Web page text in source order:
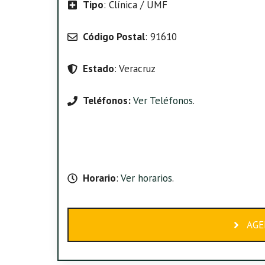
Tipo: Clínica / UMF
Código Postal: 91610
Estado: Veracruz
Teléfonos:Ver Teléfonos.
Horario: Ver horarios.